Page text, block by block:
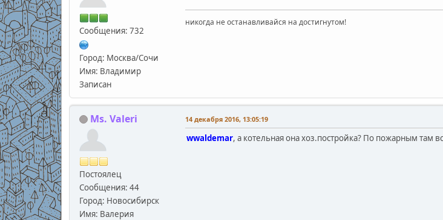
Сообщения: 732
Город: Москва/Сочи
Имя: Владимир
Записан
никогда не останавливайся на достигнутом!
Ms. Valeri
Постоялец
Сообщения: 44
Город: Новосибирск
Имя: Валерия
14 декабря 2016, 13:05:19
wwaldemar, а котельная она хоз.постройка? По пожарным там